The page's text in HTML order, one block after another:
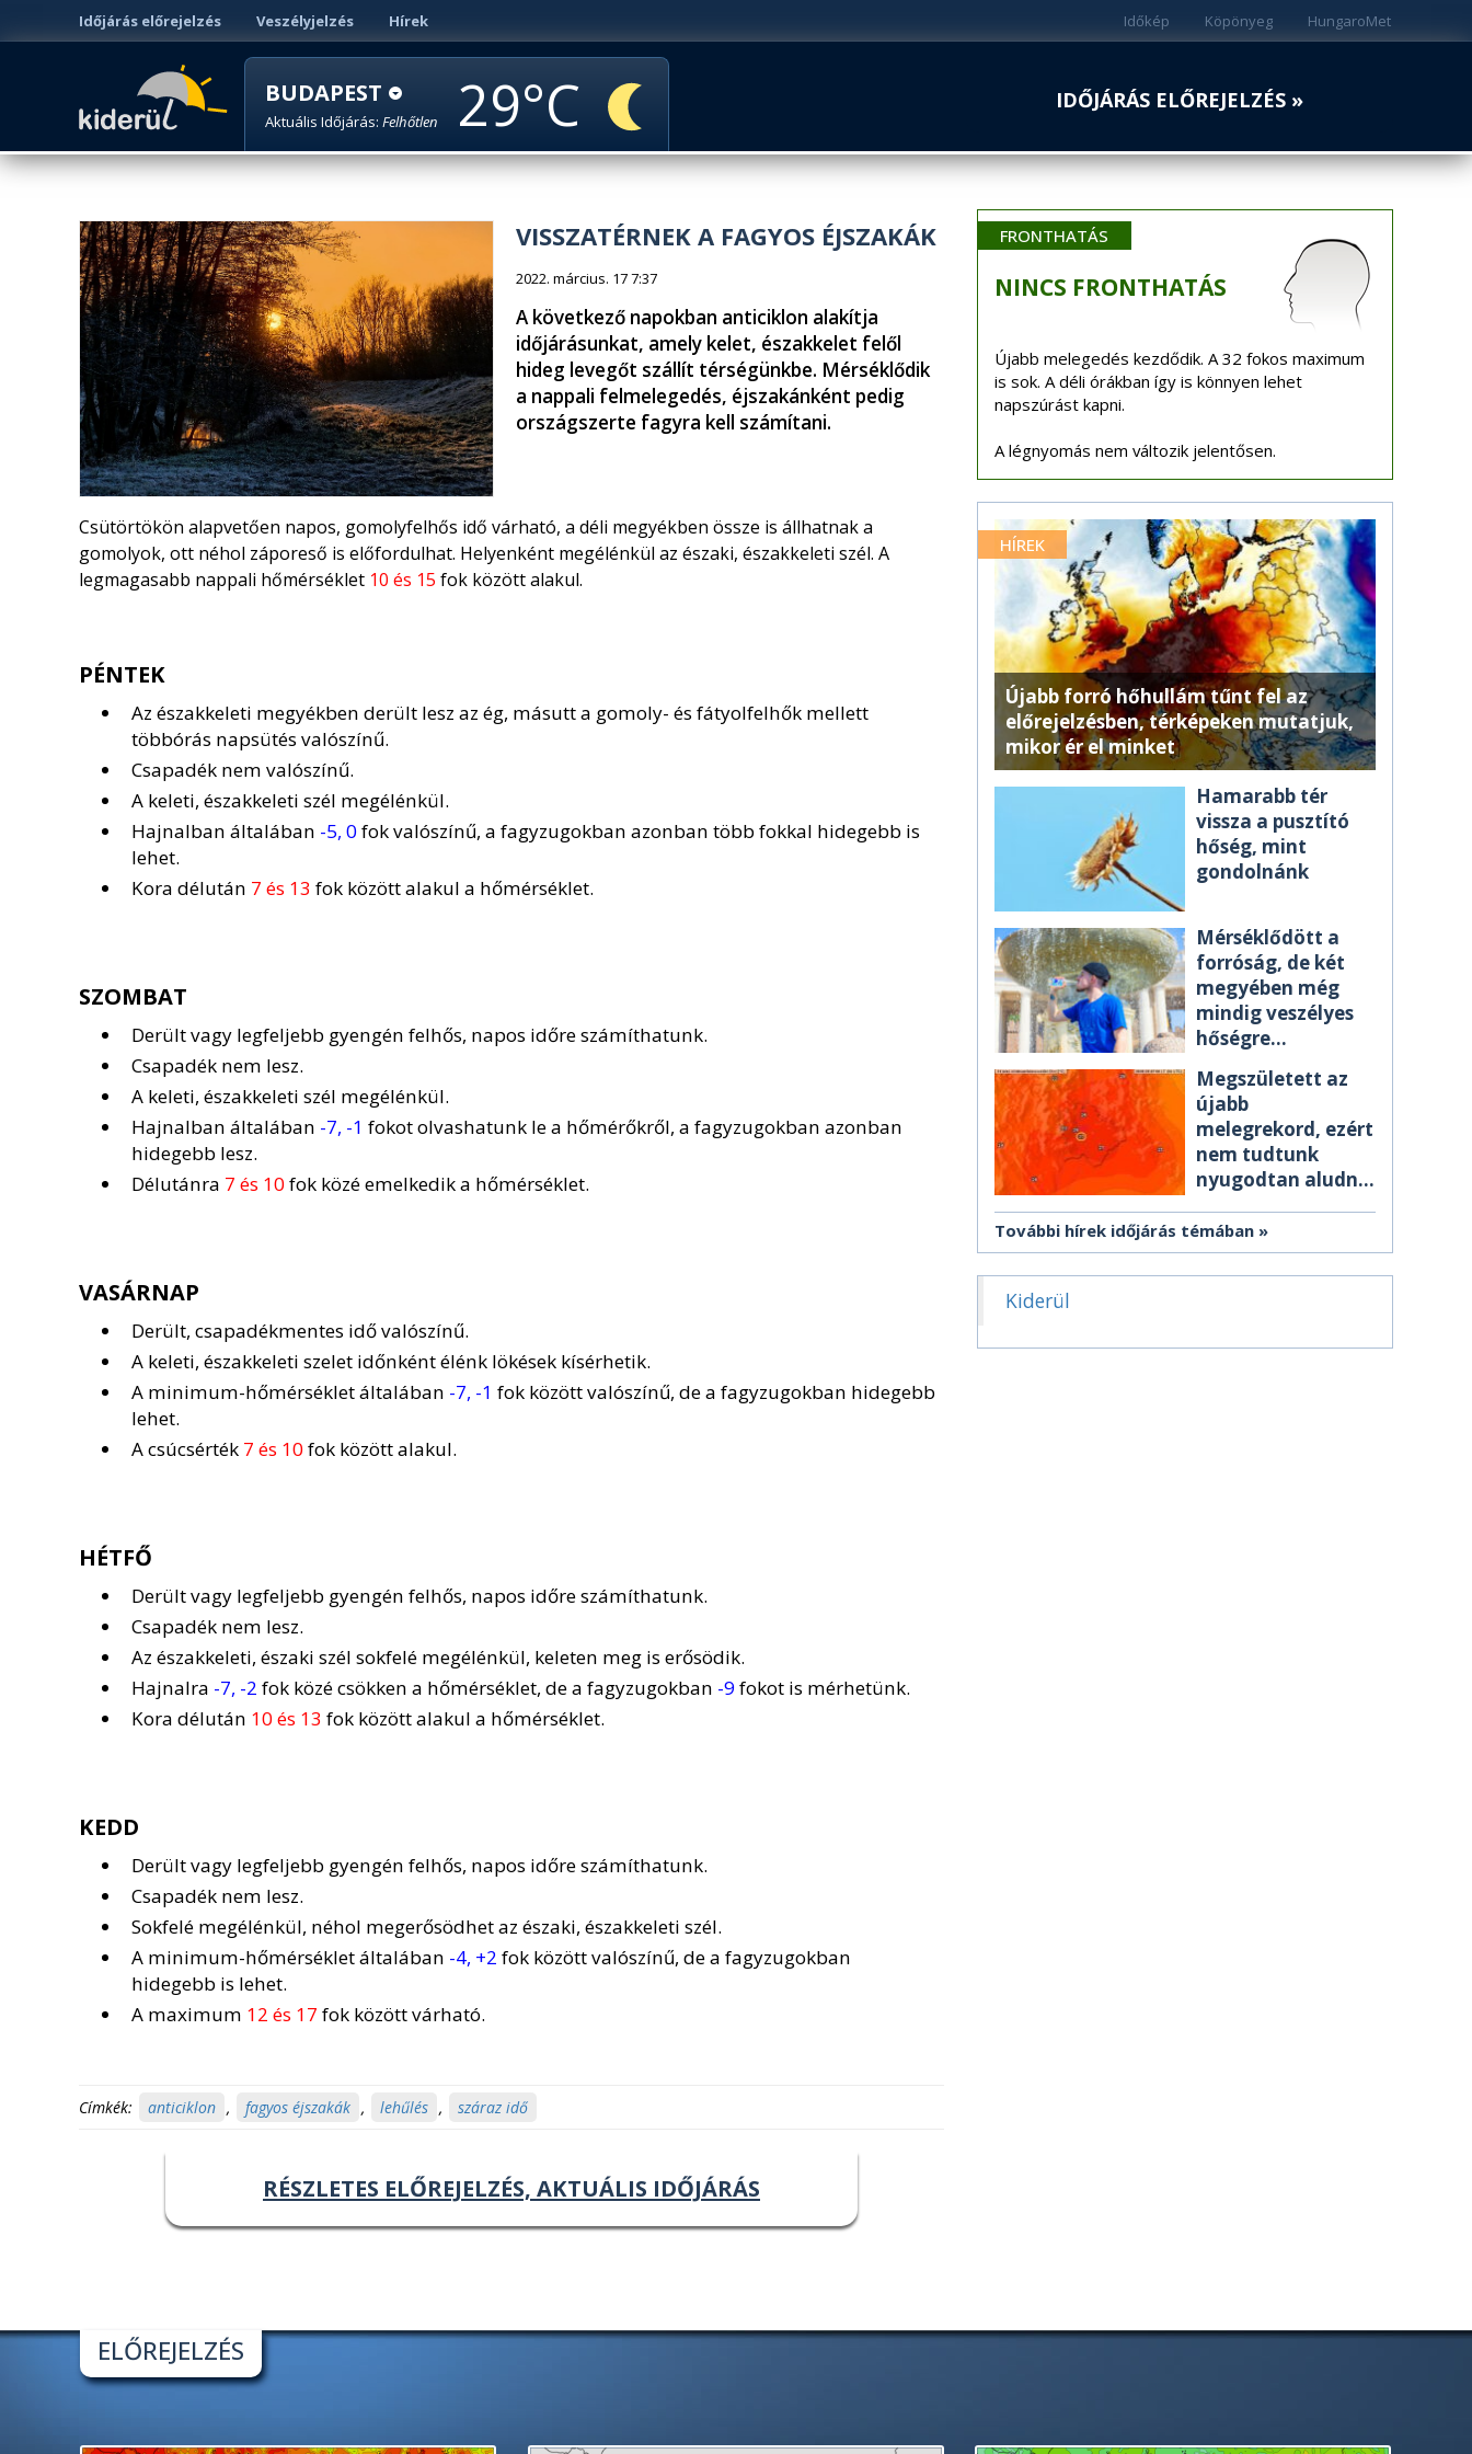
Időjárás előrejelzés Veszélyjelzés Hírek HungaroMet
Köpönyeg
Időkép
BUDAPEST
Aktuális Időjárás: Felhőtlen 29 IDŐJÁRÁS ELŐREJELZÉS »
VISSZATÉRNEK A FAGYOS ÉJSZAKÁK
2022. március. 17 7:37
A következő napokban anticiklon alakítja
időjárásunkat, amely kelet, északkelet felől
hideg levegőt szállít térségünkbe. Mérséklődik
a nappali felmelegedés, éjszakánként pedig
országszerte fagyra kell számítani.
Csütörtökön alapvetően napos, gomolyfelhős idő várható, a déli megyékben össze is állhatnak a
gomolyok, ott néhol záporeső is előfordulhat. Helyenként megélénkül az északi, északkeleti szél. A
legmagasabb nappali hőmérséklet 10 és 15 fok között alakul.
PÉNTEK
Az északkeleti megyékben derült lesz az ég, másutt a gomoly- és fátyolfelhők mellett
többórás napsütés valószínű.
Csapadék nem valószínű.
A keleti, északkeleti szél megélénkül.
Hajnalban általában -5, 0fok valószínű, a fagyzugokban azonban több fokkal hidegebb is
lehet.
Kora délután 7 és 13 fok között alakul a hőmérséklet.
SZOMBAT
Derült vagy legfeljebb gyengén felhős, napos időre számíthatunk.
Csapadék nem lesz.
A keleti, északkeleti szél megélénkül.
Hajnalban általában -7, -1 fokot olvashatunk le a hőmérőkről, a fagyzugokban azonban
hidegebb lesz.
Délutánra 7 és 10fok közé emelkedik a hőmérséklet.
VASÁRNAP
Derült, csapadékmentes idő valószínű.
A keleti, északkeleti szelet időnként élénk lökések kísérhetik.
A minimum-hőmérséklet általában -7, -1 fok között valószínű, de a fagyzugokban hidegebb
lehet.
A csúcsérték 7 és 10fok között alakul.
HÉTFŐ
Derült vagy legfeljebb gyengén felhős, napos időre számíthatunk.
Csapadék nem lesz.
Az északkeleti, északi szél sokfelé megélénkül, keleten meg is erősödik.
Hajnalra -7, -2 fok közé csökken a hőmérséklet, de a fagyzugokban -9fokot is mérhetünk.
Kora délután 10 és 13 fok között alakul a hőmérséklet.
KEDD
Derült vagy legfeljebb gyengén felhős, napos időre számíthatunk.
Csapadék nem lesz.
Sokfelé megélénkül, néhol megerősödhet az északi, északkeleti szél.
A minimum-hőmérséklet általában -4, +2 fok között valószínű, de a fagyzugokban
hidegebb is lehet.
A maximum 12 és 17 fok között várható.
Címkék: anticiklon , fagyos éjszakák , lehűlés , száraz idő
RÉSZLETES ELŐREJELZÉS, AKTUÁLIS IDŐJÁRÁS
FRONTHATÁS
NINCS FRONTHATÁS
Újabb melegedés kezdődik. A 32 fokos maximum
is sok. A déli órákban így is könnyen lehet
napszúrást kapni.
A légnyomás nem változik jelentősen.
HÍREK
Újabb forró hőhullám tűnt fel az
előrejelzésben, térképeken mutatjuk,
mikor ér el minket
Hamarabb tér
vissza a pusztító
hőség, mint
gondolnánk
Mérséklődött a
forróság, de két
megyében még
mindig veszélyes
hőségre
Megszületett az
újabb
melegrekord, ezért
nem tudtunk
nyugodtan aludni
További hírek időjárás témában
Kiderül
ELŐREJELZÉS